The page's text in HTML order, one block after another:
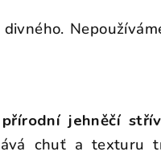
přírodní jehněčí
chuť a texturu